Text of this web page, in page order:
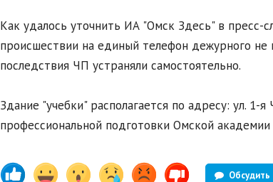
Как удалось уточнить ИА "Омск Здесь" в
происшествии на единый телефон дежурного не
последствия ЧП устраняли самостоятельно.
Здание "учебки" располагается по адресу: ул. 1-
профессиональной подготовки Омской
Обсудить